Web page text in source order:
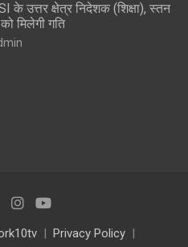
के उत्तर क्षेत्र निदेशक (शिक्षा), स्तन
मिलेगी गति
Privacy Policy